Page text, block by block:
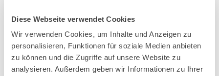
Diese Webseite verwendet Cookies
Wir verwenden Cookies, um Inhalte und Anzeigen zu
personalisieren, Funktionen für soziale Medien anbieten
zu können und die Zugriffe auf unsere Website zu
analysieren. Außerdem geben wir Informationen zu Ihrer